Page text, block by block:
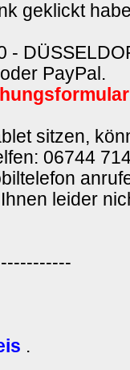
geklickt
-
PayPal.
sitzen,
06744
leider
.